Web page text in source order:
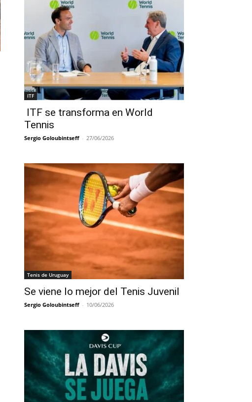
ITF
ITF se transforma en World
Tennis
Sergio Goloubintseff - 27/06/2026
Tenis de Uruguay
Se viene lo mejor del Tenis Juvenil
Sergio Goloubintseff - 10/06/2026